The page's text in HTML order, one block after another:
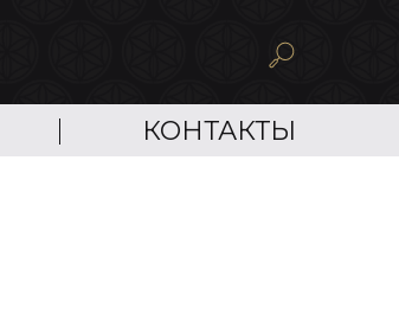
КОНТАКТЫ